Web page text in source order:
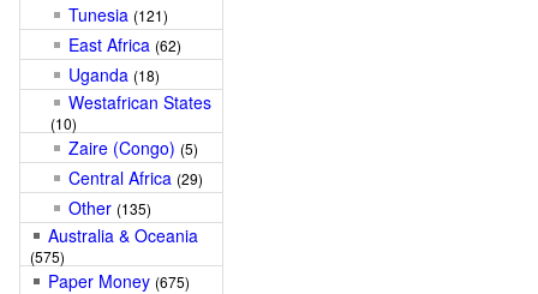
Tunesia (121)
East Africa (62)
Uganda (18)
Westafrican States
(10)
Zaire (Congo) (5)
Central Africa (29)
Other (135)
Australia & Oceania
(575)
Paper Money (675)